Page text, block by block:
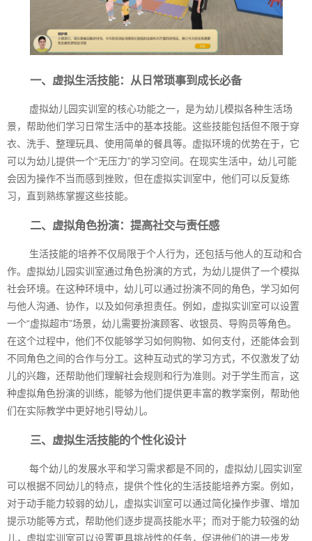
一、虚拟生活技能：从日常琐事到成长必备
虚拟幼儿园实训室的核心功能之一，是为幼儿模拟各种生活场
景，帮助他们学习日常生活中的基本技能。这些技能包括但不限于穿
衣、洗手、整理玩具、使用简单的餐具等。虚拟环境的优势在于，它
可以为幼儿提供一个“无压力”的学习空间。在现实生活中，幼儿可能
会因为操作不当而感到挫败，但在虚拟实训室中，他们可以反复练
习，直到熟练掌握这些技能。
二、虚拟角色扮演：提高社交与责任感
生活技能的培养不仅局限于个人行为，还包括与他人的互动和合
作。虚拟幼儿园实训室通过角色扮演的方式，为幼儿提供了一个模拟
社会环境。在这种环境中，幼儿可以通过扮演不同的角色，学习如何
与他人沟通、协作，以及如何承担责任。例如，虚拟实训室可以设置
一个“虚拟超市”场景，幼儿需要扮演顾客、收银员、导购员等角色。
在这个过程中，他们不仅能够学习如何购物、如何支付，还能体会到
不同角色之间的合作与分工。这种互动式的学习方式，不仅激发了幼
儿的兴趣，还帮助他们理解社会规则和行为准则。对于学生而言，这
种虚拟角色扮演的训练，能够为他们提供更丰富的教学案例，帮助他
们在实际教学中更好地引导幼儿。
三、虚拟生活技能的个性化设计
每个幼儿的发展水平和学习需求都是不同的，虚拟幼儿园实训室
可以根据不同幼儿的特点，提供个性化的生活技能培养方案。例如，
对于动手能力较弱的幼儿，虚拟实训室可以通过简化操作步骤、增加
提示功能等方式，帮助他们逐步提高技能水平；而对于能力较强的幼
儿，虚拟实训室可以设置更具挑战性的任务，促进他们的进一步发